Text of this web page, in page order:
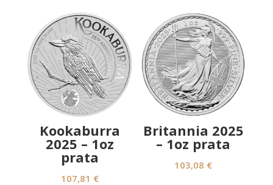
Kookaburra
2025 – 1oz
prata
107,81 €
Britannia 2025
– 1oz prata
103,08 €